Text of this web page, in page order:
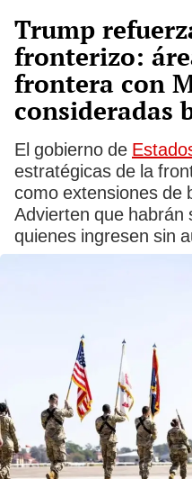
Trump
fronterizo:
frontera con
consideradas
El gobierno de
estratégicas de la
como extensiones de
Advierten que habrán
quienes ingresen sin